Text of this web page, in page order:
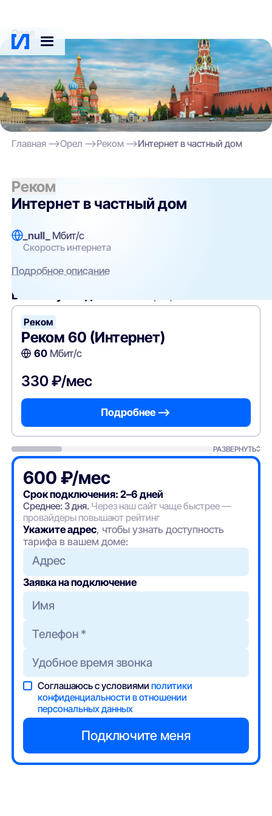
Орел
Главная Орел Реком Интернет в частный дом
Реком
Реком
Интернет в частный дом
_null_ Мбит/с
Скорость интернета
Подробное описание
Вам могут подойти
-
Реком
Реком 60 (Интернет)
60Мбит/с
330 ₽/мес
Подробнее —>
РАЗВЕРНУТЬ
600 ₽/мес
Срок подключения: 2–6 дней
Среднее: 3 дня. Через наш сайт чаще быстрее —
провайдеры повышают рейтинг
Укажите адрес, чтобы узнать доступность
тарифа в вашем доме:
Адрес
Заявка на подключение
Соглашаюсь с условиямиполитики
конфиденциальности в отношении
персональных данных